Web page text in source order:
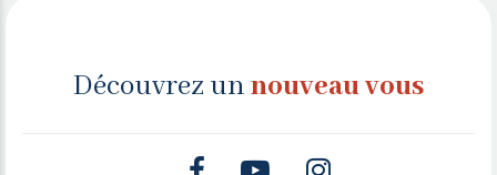
Découvrez unnouveau vous